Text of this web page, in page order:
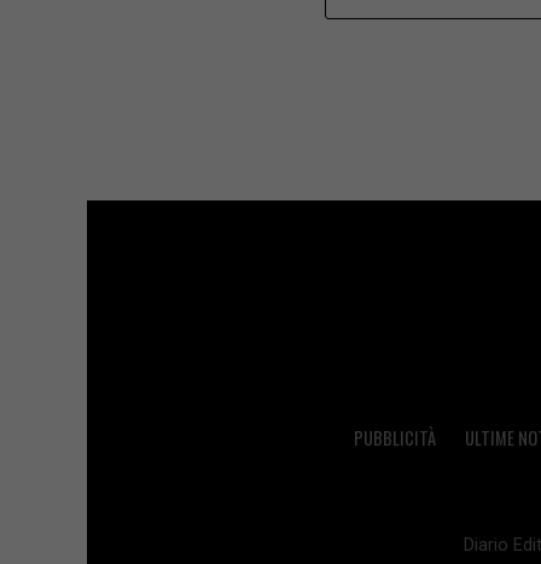
PUBBLICITÀ ULTIME
Diario